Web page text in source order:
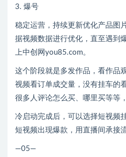
3. 爆号
稳定运营，持续更新优化产品图
据视频数据进行优化，直至遇到
上中创网you85.com。
这个阶段就是多发作品，看作品
视频看订单成交量，没有挂车的
很多人评论怎么买、哪里买等等
冷启动完成后，可以选择短视频
短视频出现爆款，用直播间承接
—05—